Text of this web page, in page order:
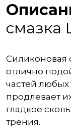
смазка
Силиконовая
отлично
частей любых
продлевает
гладкое
трения.